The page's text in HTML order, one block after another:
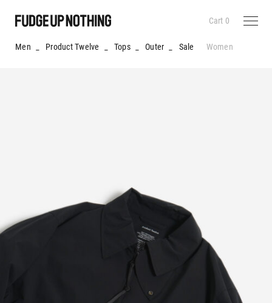
Cart 0
Men Product Twelve Tops Outer Sale Women